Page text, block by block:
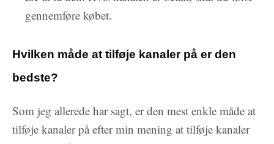
gennemføre købet.
Hvilken måde at tilføje kanaler på er den
bedste?
Som jeg allerede har sagt, er den mest enkle måde at
tilføje kanaler på efter min mening at tilføje kanaler